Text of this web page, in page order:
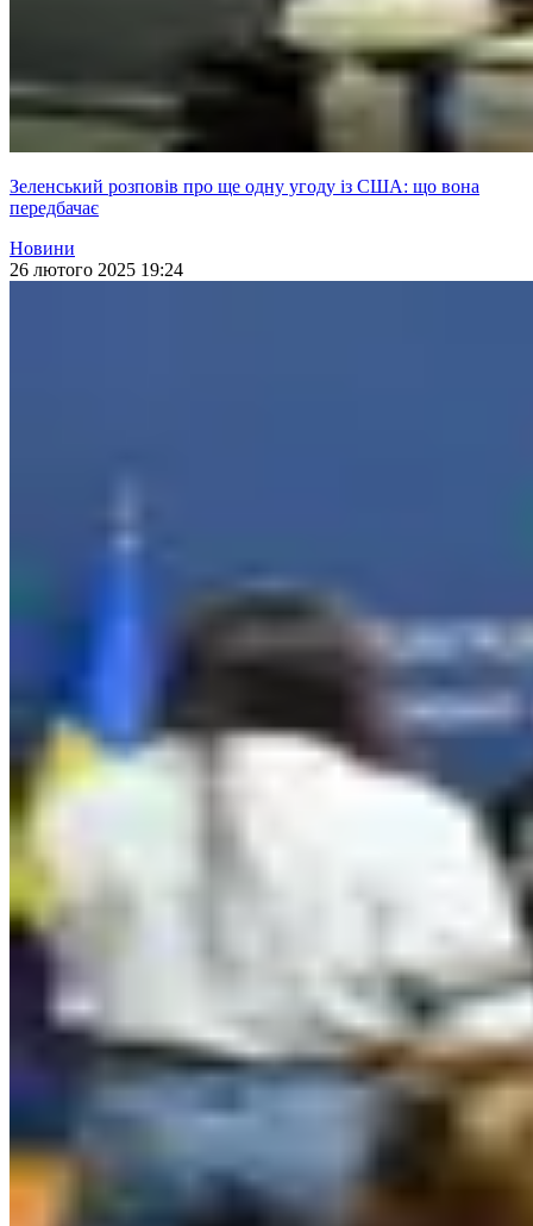
Зеленський розповів про ще одну угоду із США: що вона
передбачає
Новини
26 лютого 2025 19:24